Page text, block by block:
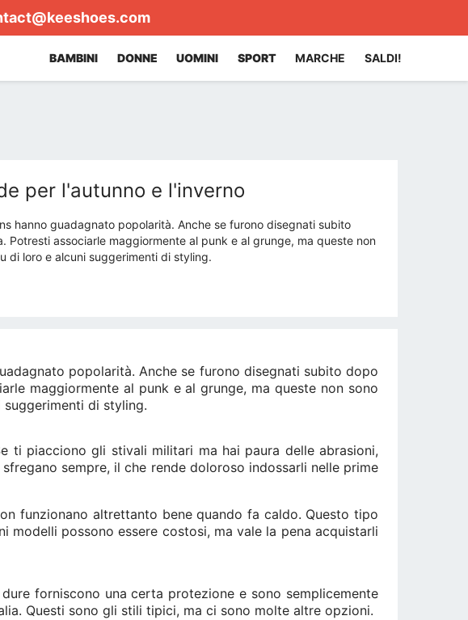
BAMBINI DONNE UOMINI SPORT MARCHE SALDI!
per l'autunno e l'inverno
hanno guadagnato popolarità. Anche se furono disegnati subito
associarle maggiormente al punk e al grunge, ma queste non
di loro e alcuni suggerimenti di styling.
popolarità. Anche se furono disegnati subito dopo
maggiormente al punk e al grunge, ma queste non sono
di styling.
ti piacciono gli stivali militari ma hai paura delle abrasioni,
sempre, il che rende doloroso indossarli nelle prime
funzionano altrettanto bene quando fa caldo. Questo tipo
possono essere costosi, ma vale la pena acquistarli
forniscono una certa protezione e sono semplicemente
Questi sono gli stili tipici, ma ci sono molte altre opzioni.